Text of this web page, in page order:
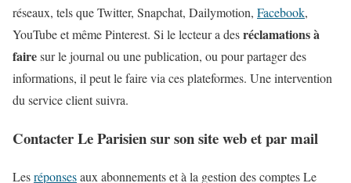
réseaux, tels que Twitter, Snapchat, Dailymotion, Facebook,
YouTube et même Pinterest. Si le lecteur a desréclamations à
fairesur le journal ou une publication, ou pour partager des
informations, il peut le faire via ces plateformes. Une intervention
du service client suivra.
Contacter Le Parisien sur son site web et par mail
Lesréponsesaux abonnements et à la gestion des comptes Le